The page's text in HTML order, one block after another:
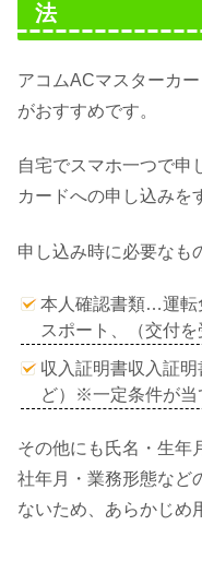
法
アコムACマスターカ
がおすすめです。
自宅でスマホ一つで申
カードへの申し込みを
申し込み時に必要なも
本人確認書類…運転
スポート、（交付
収入証明書収入証
ど）※一定条件が当
その他にも氏名・生年
社年月・業務形態など
ないため、あらかじめ